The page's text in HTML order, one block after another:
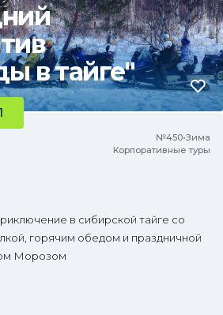
в тайге"
№450•Зима
Корпоративные туры
в сибирской тайге со
горячим обедом и праздничной
Морозом